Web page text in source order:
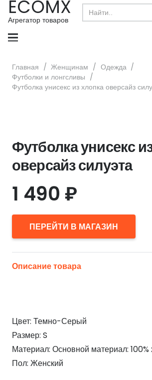
ECOMX
Агрегатор товаров
Search
for:
Главная / Женщинам / Одежда /
Футболки и лонгсливы /
Футболка унисекс из хлопка оверсайз
Футболка унисекс
оверсайз силуэта
1 490 ₽
ПЕРЕЙТИ В МАГАЗИН
Описание товара
Цвет: Темно-Серый
Размер: S
Материал: Основной материал: 100%
Пол: Женский